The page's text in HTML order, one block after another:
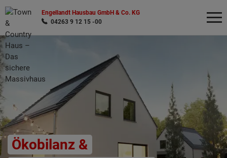
Engellandt Hausbau GmbH & Co. KG
04263 9 12 15 -00
Ökobilanz &
Wonach möchten Sie suchen?